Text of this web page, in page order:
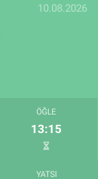
10.08.2026
ÖĞLE
13:15
YATSI